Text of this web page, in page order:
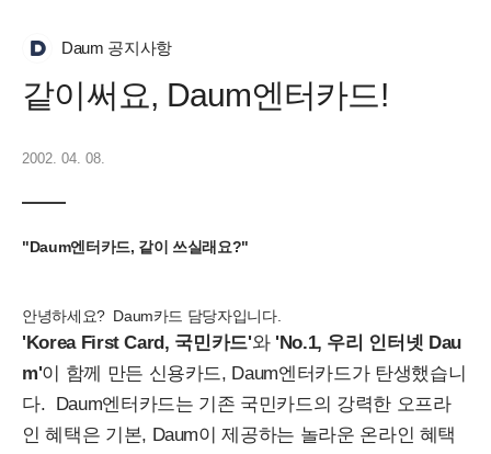
Daum 공지사항
같이써요, Daum엔터카드!
2002. 04. 08.
"Daum엔터카드, 같이 쓰실래요?"
안녕하세요? Daum카드 담당자입니다.
'Korea First Card, 국민카드'와 'No.1, 우리 인터넷 Dau
m'이 함께 만든 신용카드, Daum엔터카드가 탄생했습니
다. Daum엔터카드는 기존 국민카드의 강력한 오프라
인 혜택은 기본, Daum이 제공하는 놀라운 온라인 혜택